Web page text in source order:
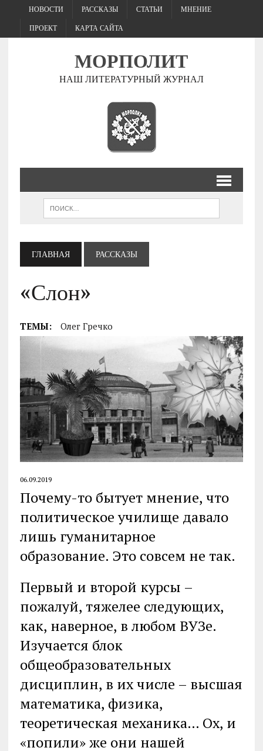
НОВОСТИ РАССКАЗЫ СТАТЬИ МНЕНИЕ
ПРОЕКТ КАРТА САЙТА
МОРПОЛИТ
НАШ ЛИТЕРАТУРНЫЙ ЖУРНАЛ
ГЛАВНАЯ РАССКАЗЫ
«Слон»
ТЕМЫ: Олег Гречко
06.09.2019
Почему-то бытует мнение, что
политическое училище давало
лишь гуманитарное
образование. Это совсем не так.
Первый и второй курсы –
пожалуй, тяжелее следующих,
как, наверное, в любом ВУЗе.
Изучается блок
общеобразовательных
дисциплин, в их числе – высшая
математика, физика,
теоретическая механика… Ох, и
«попили» же они нашей